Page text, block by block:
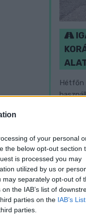
of your personal
the below opt-out section
is processed you may
utilized by us or
may separately opt-out of
the IAB’s list of
parties on the IAB’s
parties.
Hétfőn